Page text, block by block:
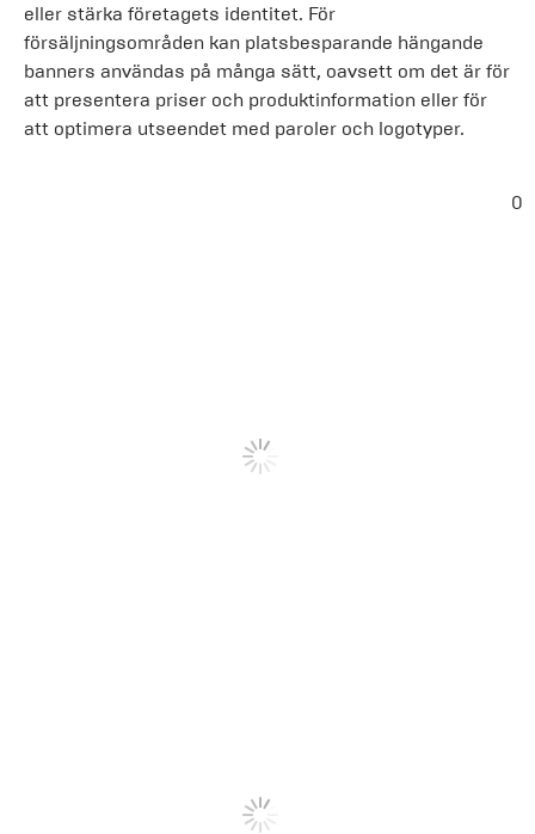
eller stärka företagets identitet. För
försäljningsområden kan platsbesparande hängande
banners användas på många sätt, oavsett om det är för
att presentera priser och produktinformation eller för
att optimera utseendet med paroler och logotyper.
0